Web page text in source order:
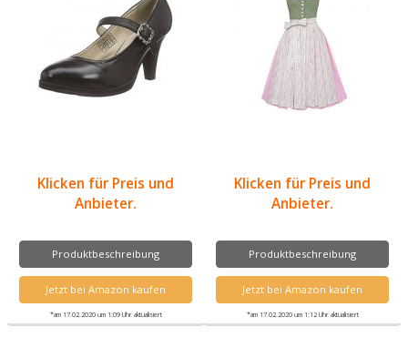
Klicken für Preis und
Anbieter.
Produktbeschreibung
Jetzt bei Amazon kaufen
*am 17.02.2020 um 1:09 Uhr aktualisiert
Klicken für Preis und
Anbieter.
Produktbeschreibung
Jetzt bei Amazon kaufen
*am 17.02.2020 um 1:12 Uhr aktualisiert